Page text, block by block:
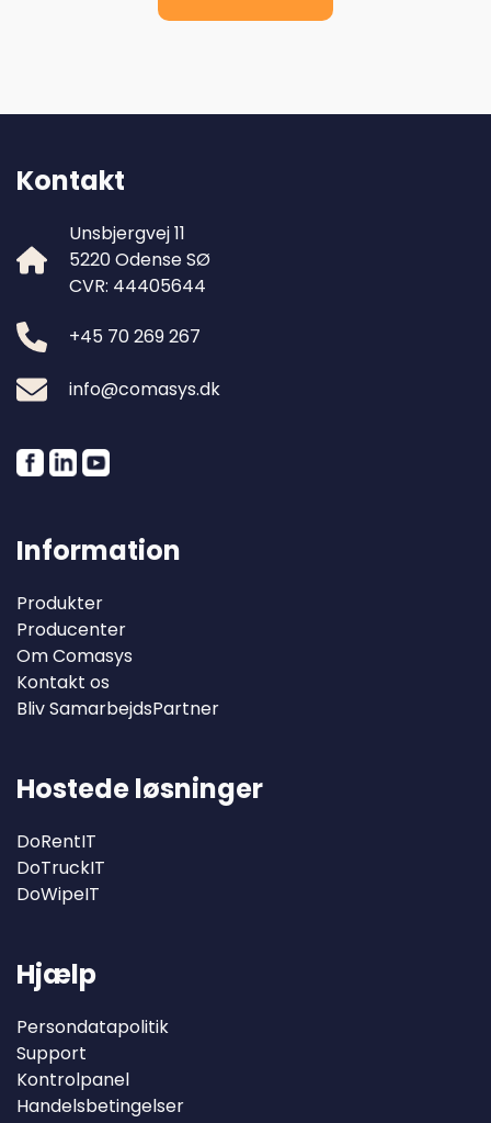
Kontakt
Unsbjergvej 11
5220 Odense SØ
CVR: 44405644
+45 70 269 267
info@comasys.dk
Information
Produkter
Producenter
Om Comasys
Kontakt os
Bliv SamarbejdsPartner
Hostede løsninger
DoRentIT
DoTruckIT
DoWipeIT
Hjælp
Persondatapolitik
Support
Kontrolpanel
Handelsbetingelser